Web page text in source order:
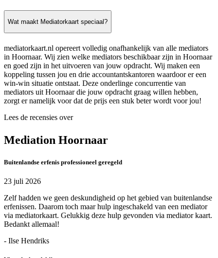
Wat maakt Mediatorkaart speciaal?
mediatorkaart.nl opereert volledig onafhankelijk van alle mediators
in Hoornaar. Wij zien welke mediators beschikbaar zijn in Hoornaar
en goed zijn in het uitvoeren van jouw opdracht. Wij maken een
koppeling tussen jou en drie accountantskantoren waardoor er een
win-win situatie ontstaat. Deze onderlinge concurrentie van
mediators uit Hoornaar die jouw opdracht graag willen hebben,
zorgt er namelijk voor dat de prijs een stuk beter wordt voor jou!
Lees de recensies over
Mediation Hoornaar
Buitenlandse erfenis professioneel geregeld
23 juli 2026
Zelf hadden we geen deskundigheid op het gebied van buitenlandse
erfenissen. Daarom toch maar hulp ingeschakeld van een mediator
via mediatorkaart. Gelukkig deze hulp gevonden via mediator kaart.
Bedankt allemaal!
- Ilse Hendriks